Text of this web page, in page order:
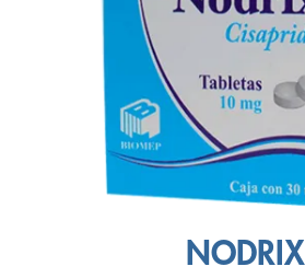
NODRIX